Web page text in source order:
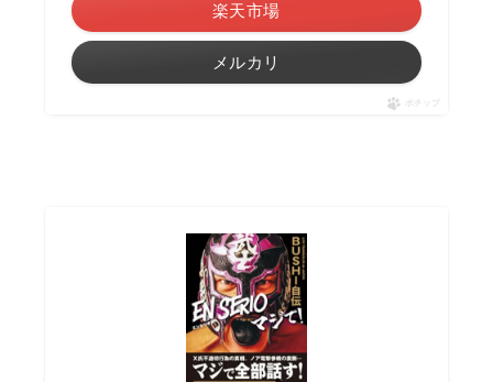
楽天市場
メルカリ
ポチップ